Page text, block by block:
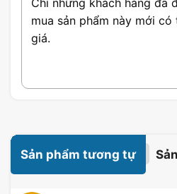
mua sản phẩm này mới có
giá.
Sản phẩm tương tự